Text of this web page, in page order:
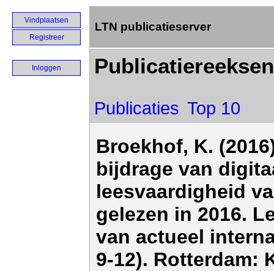
Vindplaatsen
Registreer
Inloggen
LTN publicatieserver
Publicatiereeksen
Publicaties Top 10
Broekhof, K.
bijdrage van
leesvaardigheid
gelezen in 2016.
van actueel
9-12). Rotterdam: